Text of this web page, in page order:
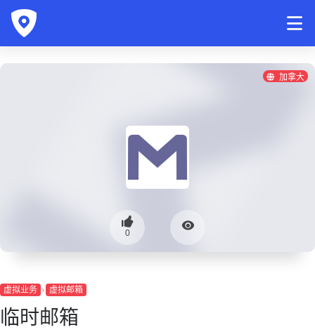
加拿大
0
虚拟业务 虚拟邮箱
临时邮箱